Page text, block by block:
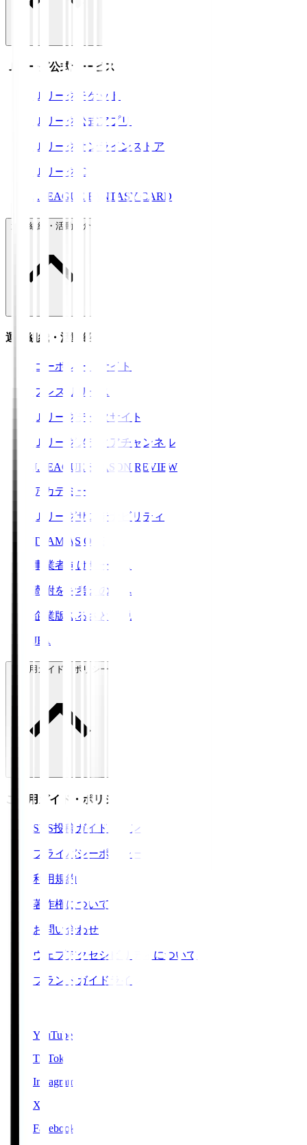
Ｊリーグ公式サービス
Ｊリーグチケット
Ｊリーグ公式アプリ
Ｊリーグオンラインストア
ＪリーグID
J.LEAGUE FANTASY CARD
運営組織・活動紹介
運営組織・活動紹介
コーポレートサイト
プレスリリース
Ｊリーグデータサイト
Ｊリーグメディアチャンネル
J.LEAGUE SEASON REVIEW
アカデミー
Ｊリーグサステナビリティ
TEAM AS ONE
事業者向けサービス
寄附をお考えの方へ
企業版ふるさと納税
JFA
ご利用ガイド・ポリシー
ご利用ガイド・ポリシー
SNS投稿ガイドライン
プライバシーポリシー
利用規約
著作権について
お問い合わせ
ウェブアクセシビリティについて
ブランドガイドライン
YouTube
TikTok
Instagram
X
Facebook